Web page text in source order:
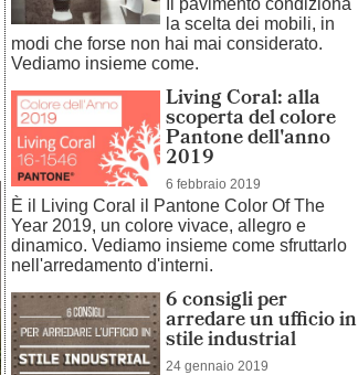
Il pavimento condiziona
la scelta dei mobili, in
modi che forse non hai mai considerato.
Vediamo insieme come.
Living Coral: alla
scoperta del colore
Pantone dell'anno
2019
6 febbraio 2019
È il Living Coral il Pantone Color Of The
Year 2019, un colore vivace, allegro e
dinamico. Vediamo insieme come sfruttarlo
nell'arredamento d'interni.
6 consigli per
arredare un ufficio in
stile industrial
24 gennaio 2019